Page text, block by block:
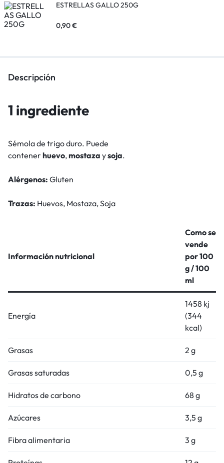
ESTRELLAS GALLO 250G
0,90€
Descripción
1 ingrediente
Sémola de trigo duro. Puede
contenerhuevo,mostaza ysoja.
Alérgenos: Gluten
Trazas: Huevos, Mostaza, Soja
Información nutricional
Como se
vende
por 100
g / 100
ml
Energía
1458 kj
(344
kcal)
Grasas 2 g
Grasas saturadas 0,5 g
Hidratos de carbono 68 g
Azúcares 3,5 g
Fibra alimentaria 3 g